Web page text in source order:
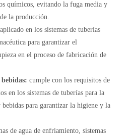
químicos, evitando la fuga media y
la producción.
aplicado en los sistemas de tuberías
para garantizar el
en el proceso de fabricación de
cumple con los requisitos de
en los sistemas de tuberías para la
para garantizar la higiene y la
de agua de enfriamiento, sistemas